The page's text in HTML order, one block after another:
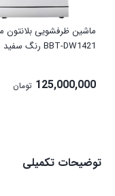
ماشین ظرفشویی بلانتون
BBT-DW1421 رنگ سفید
125,000,000 تومان
توضیحات تکمیلی